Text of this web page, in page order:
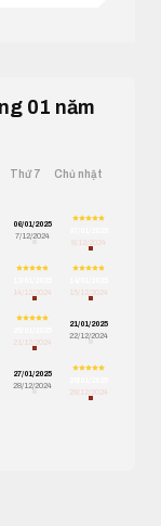
01 năm
Thứ 7 Chủ nhật
06/01/2025
7/12/2024
8/12/2024
14/12/2024
15/12/2024
21/12/2024
21/01/2025
22/12/2024
27/01/2025
28/12/2024
29/12/2024